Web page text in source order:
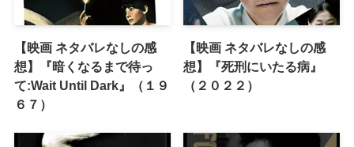
【映画 ネタバレなしの感
想】『暗くなるまで待っ
て:Wait Until Dark』（１９
６７）
【映画 ネタバレなしの感
想】『死刑にいたる病』
（２０２２）